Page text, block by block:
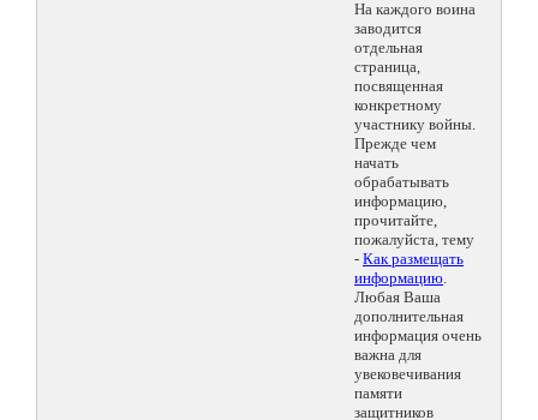
На каждого воина
заводится
отдельная
страница,
посвященная
конкретному
участнику войны.
Прежде чем
начать
обрабатывать
информацию,
прочитайте,
пожалуйста, тему
- Как размещать
информацию.
Любая Ваша
дополнительная
информация очень
важна для
увековечивания
памяти
защитников